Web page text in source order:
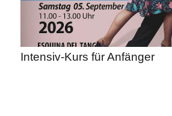
Intensiv-Kurs für Anfänger